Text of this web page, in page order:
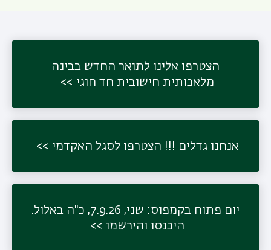
הצטרפו אלינו לתואר החדש בבינה
מלאכותית חישובית חד חוגי
אנחנו גדלים !!! הצטרפו לסגל האקדמי
יום פתוח בקמפוס: שני, 7.9.26, כ"ה באלול.
היכנסו והירשמו